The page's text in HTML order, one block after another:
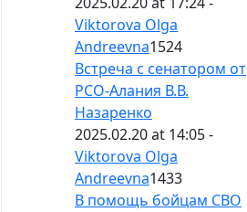
Viktorova Olga
Andreevna1524
Встреча с сенатором от
РСО-Алания В.В.
Назаренко
2025.02.20 at 14:05 -
Viktorova Olga
Andreevna1433
В помощь бойцам СВО